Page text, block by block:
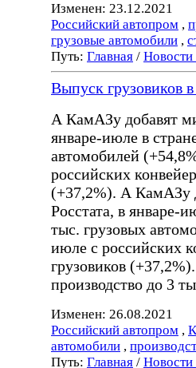
Изменен: 23.12.2021
Российский автопром ,
грузовые автомобили ,
Путь: Главная /
Выпуск грузовиков
А КамАЗу добавят
январе-июле в
автомобилей
российских
(+37,2%). А КамАЗу
Росстата, в январе-
тыс. грузовых
июле с российских
грузовиков
производство до 3
Изменен: 26.08.2021
Российский автопром ,
автомобили ,
Путь: Главная /